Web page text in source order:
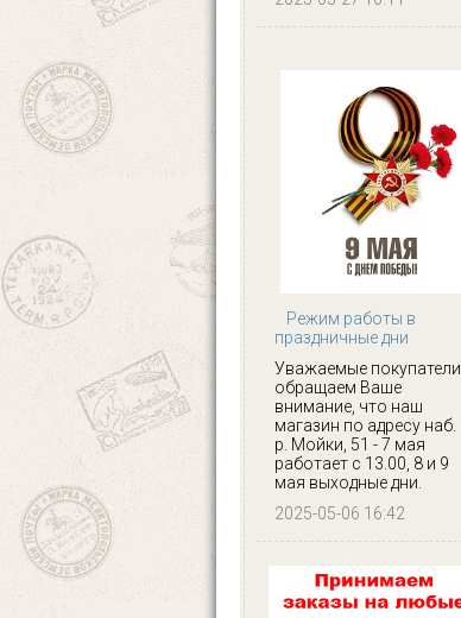
Режим работы в
праздничные дни
Уважаемые покупатели,
обращаем Ваше
внимание, что наш
магазин по адресу наб.
р. Мойки, 51 - 7 мая
работает с 13.00, 8 и 9
мая выходные дни.
2025-05-06 16:42